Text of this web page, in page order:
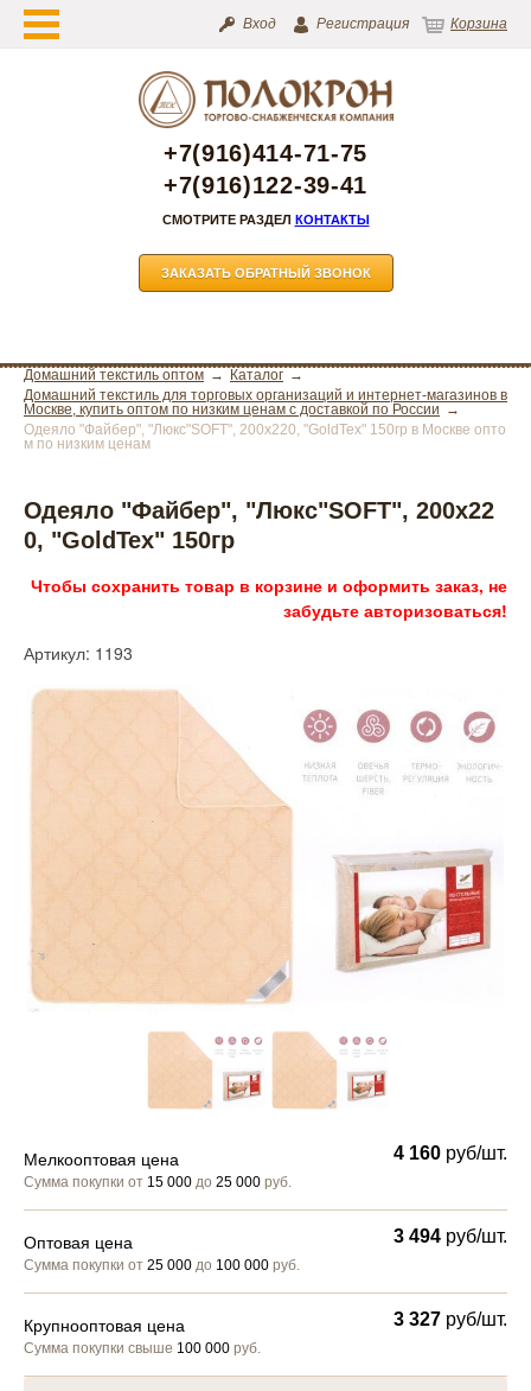
Вход Регистрация Корзина
+7(916)414-71-75
+7(916)122-39-41
СМОТРИТЕ РАЗДЕЛ КОНТАКТЫ
ЗАКАЗАТЬ ОБРАТНЫЙ ЗВОНОК
Домашний текстиль оптом
Каталог
Домашний текстиль для торговых организаций и интернет-магазинов в
Москве, купить оптом по низким ценам с доставкой по России
Одеяло "Файбер", "Люкс"SOFT", 200х220, "GoldTex" 150гр в Москве опто
м по низким ценам
Одеяло "Файбер", "Люкс"SOFT", 200х22
0, "GoldTex" 150гр
Чтобы сохранить товар в корзине и оформить заказ, не
забудьте авторизоваться!
Артикул: 1193
Мелкооптовая цена
Сумма покупки от 15 000 до 25 000 руб.
4 160 руб/шт.
Оптовая цена
Сумма покупки от 25 000 до 100 000 руб.
3 494 руб/шт.
Крупнооптовая цена
Сумма покупки свыше 100 000 руб.
3 327 руб/шт.